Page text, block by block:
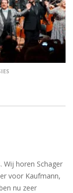
Wij horen Schager
voor Kaufmann,
nu zeer